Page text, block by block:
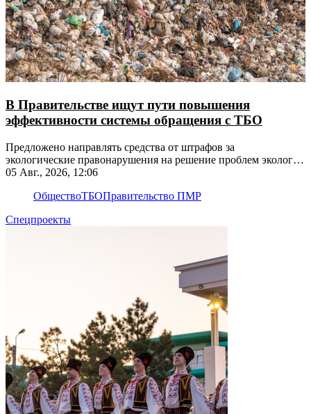
В Правительстве ищут пути повышения
эффективности системы обращения с ТБО
Предложено направлять средства от штрафов за
экологические правонарушения на решение проблем экологии
на этих территориях
05 Авг., 2026, 12:06
ОбществоТБОПравительство ПМР
Спецпроекты